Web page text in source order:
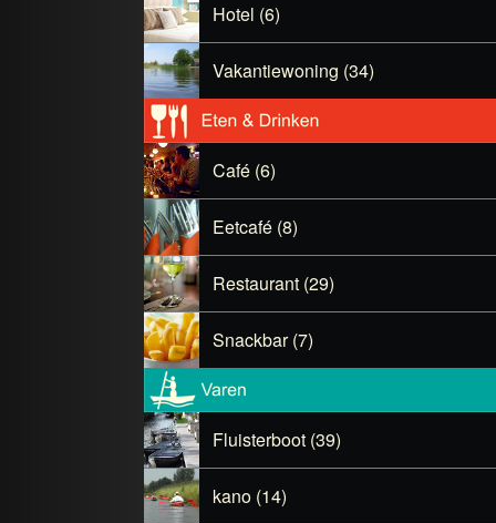
Hotel (6)
Vakantiewoning (34)
Café (6)
Eetcafé (8)
Restaurant (29)
Snackbar (7)
Fluisterboot (39)
kano (14)